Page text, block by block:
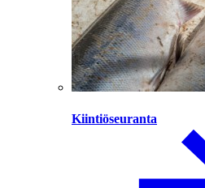
Kiintiöseuranta